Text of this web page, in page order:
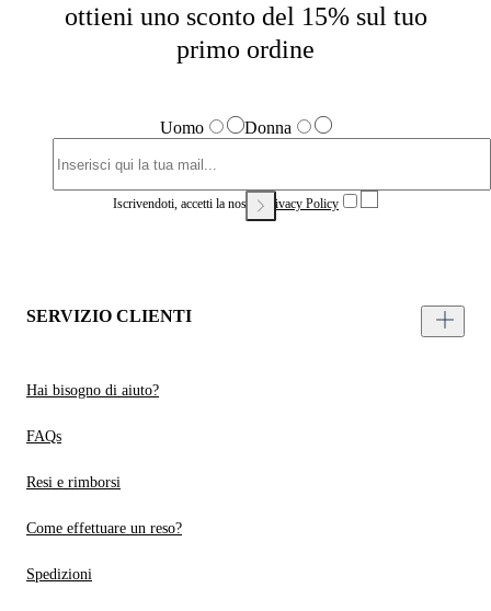
ottieni uno sconto del 15% sul tuo
primo ordine
Uomo Donna
Iscrivendoti, accetti la nostraPrivacy Policy
SERVIZIO CLIENTI
Hai bisogno di aiuto?
FAQs
Resi e rimborsi
Come effettuare un reso?
Spedizioni